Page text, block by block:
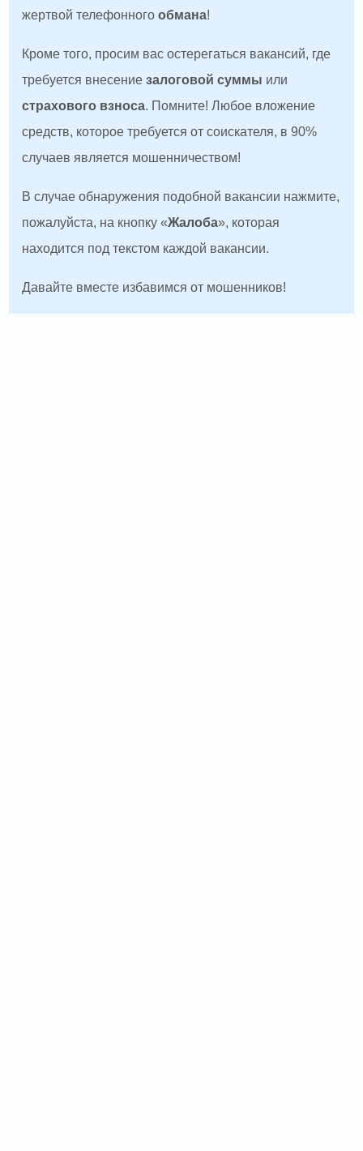
жертвой телефонногообмана!
Кроме того, просим вас остерегаться вакансий, где
требуется внесениезалоговой суммы или
страхового взноса. Помните! Любое вложение
средств, которое требуется от соискателя, в 90%
случаев является мошенничеством!
В случае обнаружения подобной вакансии нажмите,
пожалуйста, на кнопку «Жалоба», которая
находится под текстом каждой вакансии.
Давайте вместе избавимся от мошенников!